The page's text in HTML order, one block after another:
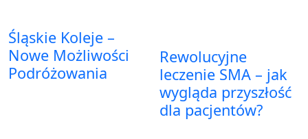
Śląskie Koleje –
Nowe Możliwości
Podróżowania
Rewolucyjne
leczenie SMA – jak
wygląda przyszłość
dla pacjentów?